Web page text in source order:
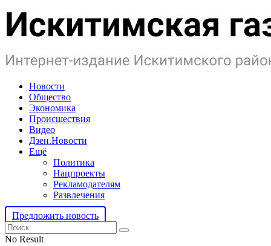
Новости
Общество
Экономика
Происшествия
Видео
Дзен.Новости
Ещё
Политика
Нацпроекты
Рекламодателям
Развлечения
Предложить новость
No Result